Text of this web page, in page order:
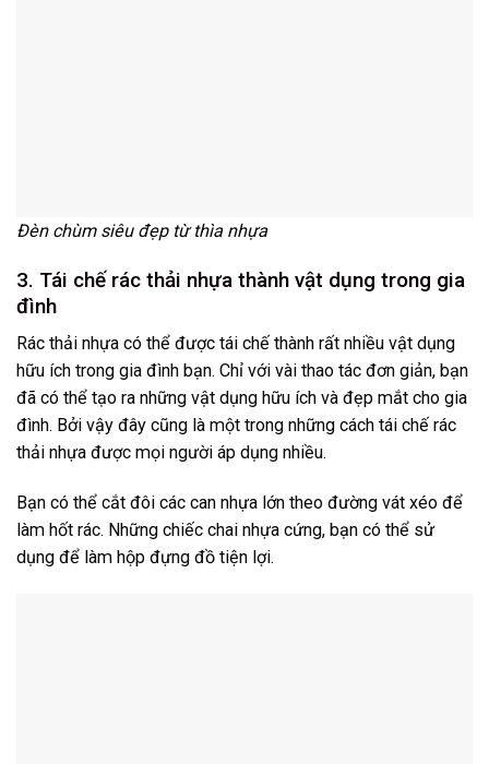
Đèn chùm siêu đẹp từ thìa nhựa
3. Tái chế rác thải nhựa thành vật dụng trong gia
đình
Rác thải nhựa có thể được tái chế thành rất nhiều vật dụng
hữu ích trong gia đình bạn. Chỉ với vài thao tác đơn giản, bạn
đã có thể tạo ra những vật dụng hữu ích và đẹp mắt cho gia
đình. Bởi vậy đây cũng là một trong những cách tái chế rác
thải nhựa được mọi người áp dụng nhiều.
Bạn có thể cắt đôi các can nhựa lớn theo đường vát xéo để
làm hốt rác. Những chiếc chai nhựa cứng, bạn có thể sử
dụng để làm hộp đựng đồ tiện lợi.